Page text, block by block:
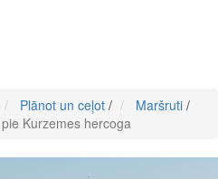
Plānot un ceļot / Maršruti /
Kurzemes hercoga